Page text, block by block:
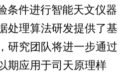
条件进行智能天文仪器
处理算法研发提供了基
研究团队将进一步通过
期应用于司天原理样